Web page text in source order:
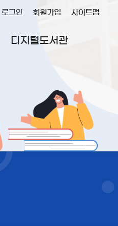
디지털도서관
로그인 회원가입 사이트맵